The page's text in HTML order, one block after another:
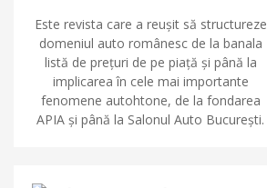
Este revista care a reușit să structureze
domeniul auto românesc de la banala
listă de prețuri de pe piață și până la
implicarea în cele mai importante
fenomene autohtone, de la fondarea
APIA și până la Salonul Auto București.